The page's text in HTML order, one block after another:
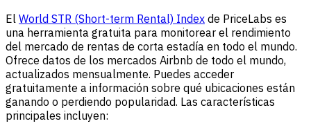
El World STR (Short-term Rental) Index de PriceLabs es
una herramienta gratuita para monitorear el rendimiento
del mercado de rentas de corta estadía en todo el mundo.
Ofrece datos de los mercados Airbnb de todo el mundo,
actualizados mensualmente. Puedes acceder
gratuitamente a información sobre qué ubicaciones están
ganando o perdiendo popularidad. Las características
principales incluyen: